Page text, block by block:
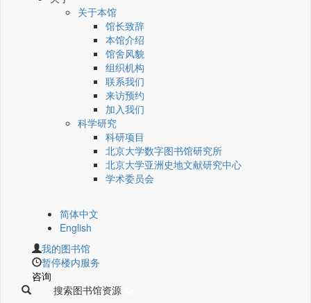
关于本馆
馆长致辞
本馆介绍
馆舍风貌
组织机构
联系我们
来访预约
加入我们
科学研究
科研项目
北京大学数字图书馆研究所
北京大学亚洲史地文献研究中心
学术委员会
简体中文
English
我的图书馆
暂停楼内服务
咨询
搜索图书馆资源